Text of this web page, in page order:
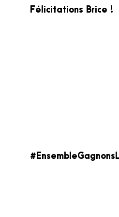
Félicitations Brice !